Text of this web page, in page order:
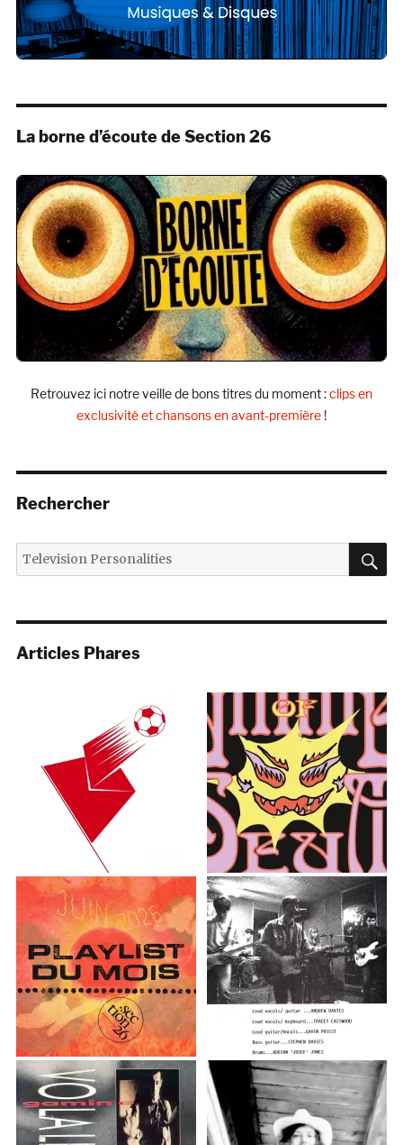
La borne d’écoute de Section 26
Retrouvez ici notre veille de bons titres du moment :clips en
exclusivité et chansons en avant-première !
Rechercher
Recherche
pour :
Articles Phares